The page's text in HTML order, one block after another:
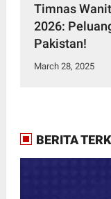
Timnas
2026:
Pakistan!
March 28, 2025
BERITA